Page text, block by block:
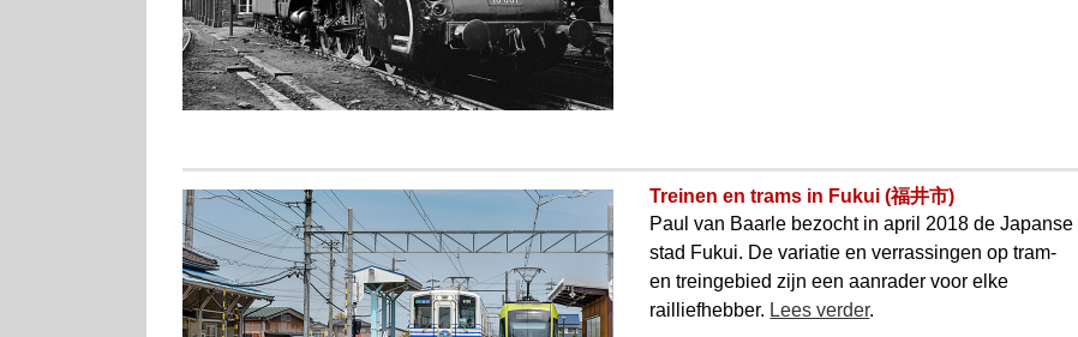
Treinen en trams in Fukui (福井市)
Paul van Baarle bezocht in april 2018 de Japanse
stad Fukui. De variatie en verrassingen op tram-
en treingebied zijn een aanrader voor elke
railliefhebber. Lees verder.